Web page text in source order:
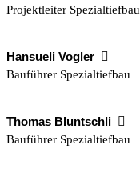
Projektleiter Spezialtiefbau
Hansueli Vogler 
Bauführer Spezialtiefbau
Thomas Bluntschli 
Bauführer Spezialtiefbau